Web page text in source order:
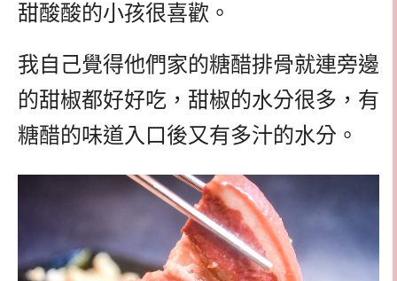
甜酸酸的小孩很喜歡。
我自己覺得他們家的糖醋排骨就連旁邊
的甜椒都好好吃，甜椒的水分很多，有
糖醋的味道入口後又有多汁的水分。